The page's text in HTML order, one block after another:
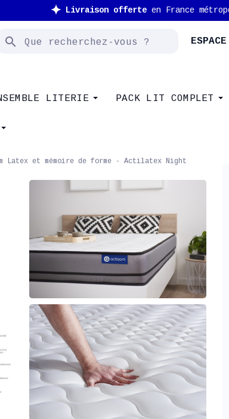
Nouveau client : -10% supplémentaire
search
LITERIE PACK LIT COMPLET
Latex et mémoire de forme - Actilatex Night